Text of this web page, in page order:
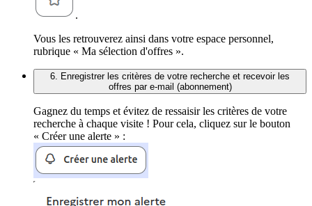
.
Vous les retrouverez ainsi dans votre espace personnel,
rubrique « Ma sélection d'offres ».
6. Enregistrer les critères de votre recherche et recevoir les
offres par e-mail (abonnement)
Gagnez du temps et évitez de ressaisir les critères de votre
recherche à chaque visite ! Pour cela, cliquez sur le bouton
« Créer une alerte » :